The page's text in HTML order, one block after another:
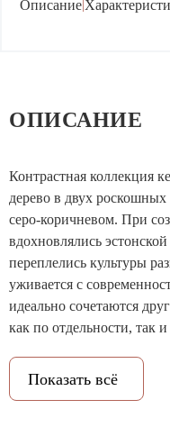
Описание|
ОПИСАНИЕ
Контрастная коллекция
дерево в двух
серо-коричневом. При
вдохновлялись
переплелись культуры
уживается с
идеально сочетаются
как по отдельности, так
Показать всё